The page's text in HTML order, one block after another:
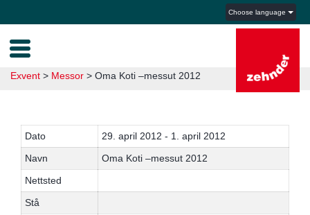
Choose language
Exvent > Messor > Oma Koti –messut 2012
Dato
29. april 2012 - 1. april 2012
Navn
Oma Koti –messut 2012
Nettsted
Stå